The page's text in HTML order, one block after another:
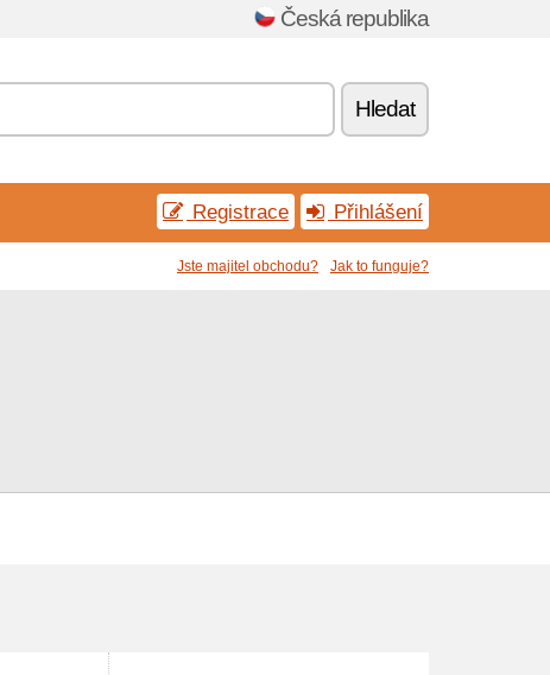
Česká republika
Hledat
Registrace Přihlášení
Jste majitel obchodu? Jak to funguje?